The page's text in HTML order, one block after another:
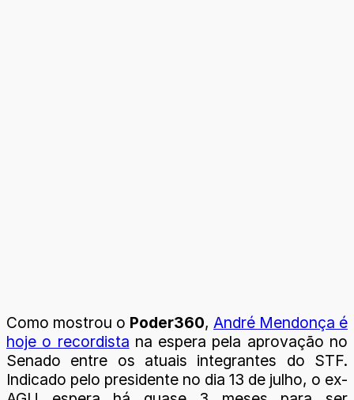
Como mostrou o Poder360, André Mendonça é
hoje o recordista na espera pela aprovação no
Senado entre os atuais integrantes do STF.
Indicado pelo presidente no dia 13 de julho, o ex-